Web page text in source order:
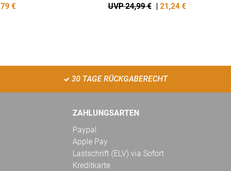
€ UVP 24,99 € | 21,24 €
30 TAGE RÜCKGABERECHT
ZAHLUNGSARTEN
Paypal
Apple Pay
Lastschrift (ELV) via Sofort
Kreditkarte